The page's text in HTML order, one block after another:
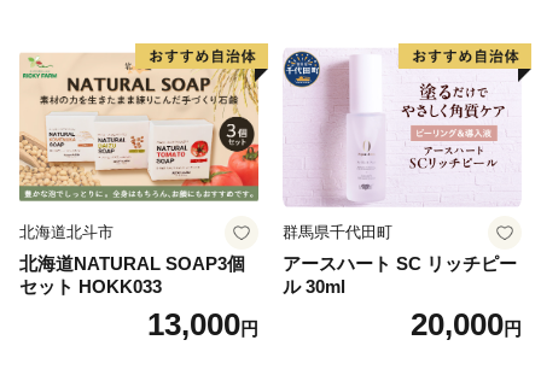
北海道北斗市
北海道NATURAL SOAP3個
セット HOKK033
13,000円
群馬県千代田町
アースハート SC リッチピー
ル 30ml
20,000円